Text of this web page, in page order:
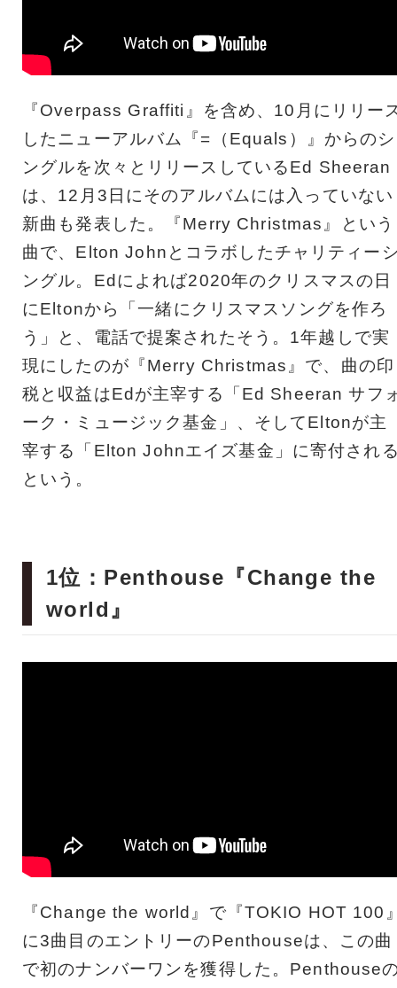
『Overpass Graffiti』を含め、10月にリリー
したニューアルバム『=（Equals）』からのシ
ングルを次々とリリースしているEd Sheeran
は、12月3日にそのアルバムには入っていない
新曲も発表した。『Merry Christmas』という
曲で、Elton Johnとコラボしたチャリティー
ングル。Edによれば2020年のクリスマスの日
にEltonから「一緒にクリスマスソングを作ろ
う」と、電話で提案されたそう。1年越しで実
現にしたのが『Merry Christmas』で、曲の印
税と収益はEdが主宰する「Ed Sheeran サフ
ーク・ミュージック基金」、そしてEltonが主
宰する「Elton Johnエイズ基金」に寄付され
という。
1位：Penthouse『Change the
world』
『Change the world』で『TOKIO HOT 100
に3曲目のエントリーのPenthouseは、この曲
で初のナンバーワンを獲得した。Penthouse